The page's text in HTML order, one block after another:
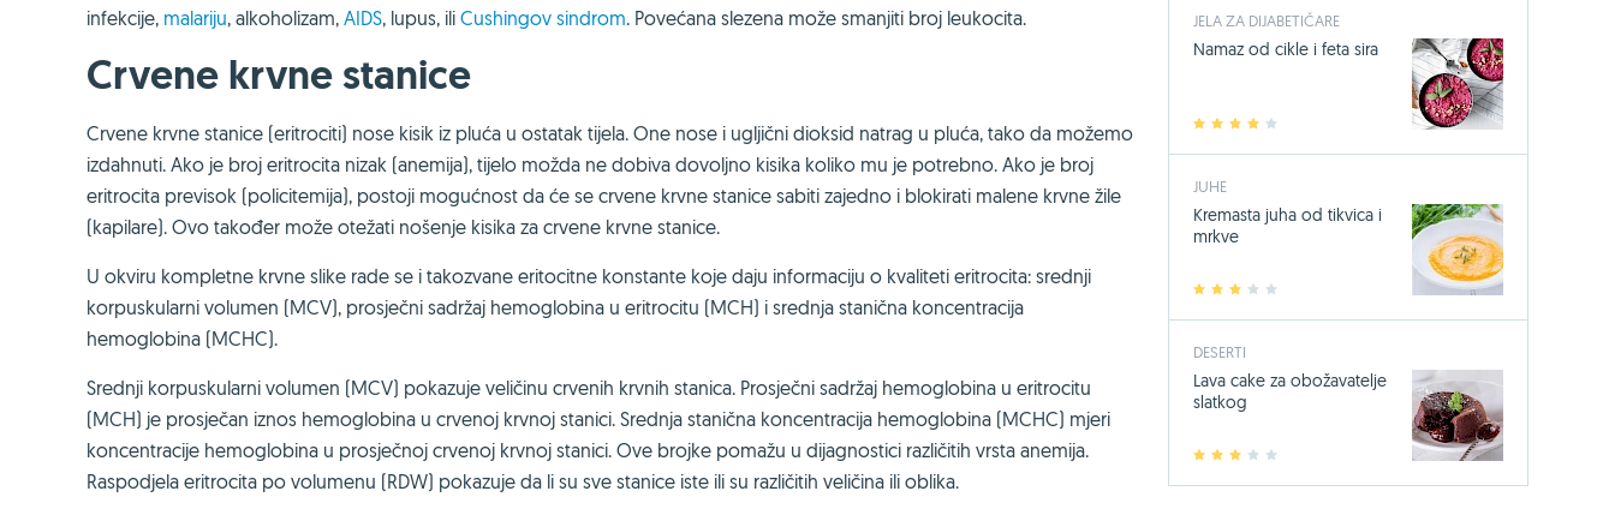
infekcije, malariju, alkoholizam, AIDS, lupus, ili Cushingov sindrom. Povećana slezena može smanjiti broj leukocita.
Crvene krvne stanice
Crvene krvne stanice (eritrociti) nose kisik iz pluća u ostatak tijela. One nose i ugljični dioksid natrag u pluća, tako da možemo
izdahnuti. Ako je broj eritrocita nizak (anemija), tijelo možda ne dobiva dovoljno kisika koliko mu je potrebno. Ako je broj
eritrocita previsok (policitemija), postoji mogućnost da će se crvene krvne stanice sabiti zajedno i blokirati malene krvne žile
(kapilare). Ovo također može otežati nošenje kisika za crvene krvne stanice.
U okviru kompletne krvne slike rade se i takozvane eritocitne konstante koje daju informaciju o kvaliteti eritrocita: srednji
korpuskularni volumen (MCV), prosječni sadržaj hemoglobina u eritrocitu (MCH) i srednja stanična koncentracija
hemoglobina (MCHC).
Srednji korpuskularni volumen (MCV) pokazuje veličinu crvenih krvnih stanica. Prosječni sadržaj hemoglobina u eritrocitu
(MCH) je prosječan iznos hemoglobina u crvenoj krvnoj stanici. Srednja stanična koncentracija hemoglobina (MCHC) mjeri
koncentracije hemoglobina u prosječnoj crvenoj krvnoj stanici. Ove brojke pomažu u dijagnostici različitih vrsta anemija.
Raspodjela eritrocita po volumenu (RDW) pokazuje da li su sve stanice iste ili su različitih veličina ili oblika.
JELA ZA DIJABETIČARE
2 3 4
Namaz od cikle i feta sira
JUHE
2 3 4
Kremasta juha od tikvica i
mrkve
DESERTI
2 3 4
Lava cake za obožavatelje
slatkog